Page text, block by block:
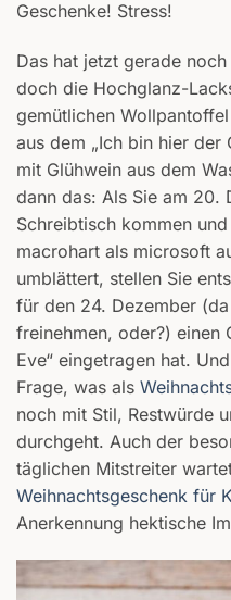
Geschenke! Stress!
Das hat jetzt gerade
doch die Hochglanz-
gemütlichen
aus dem „Ich bin hier
mit Glühwein aus dem
dann das: Als Sie am 20.
Schreibtisch kommen
macrohart als microsoft
umblättert, stellen Sie
für den 24. Dezember
freinehmen, oder?) einen
Eve“ eingetragen hat.
Frage, was als
noch mit Stil, Restwürde
durchgeht. Auch der
täglichen Mitstreiter
Weihnachtsgeschenk für
Anerkennung hektische